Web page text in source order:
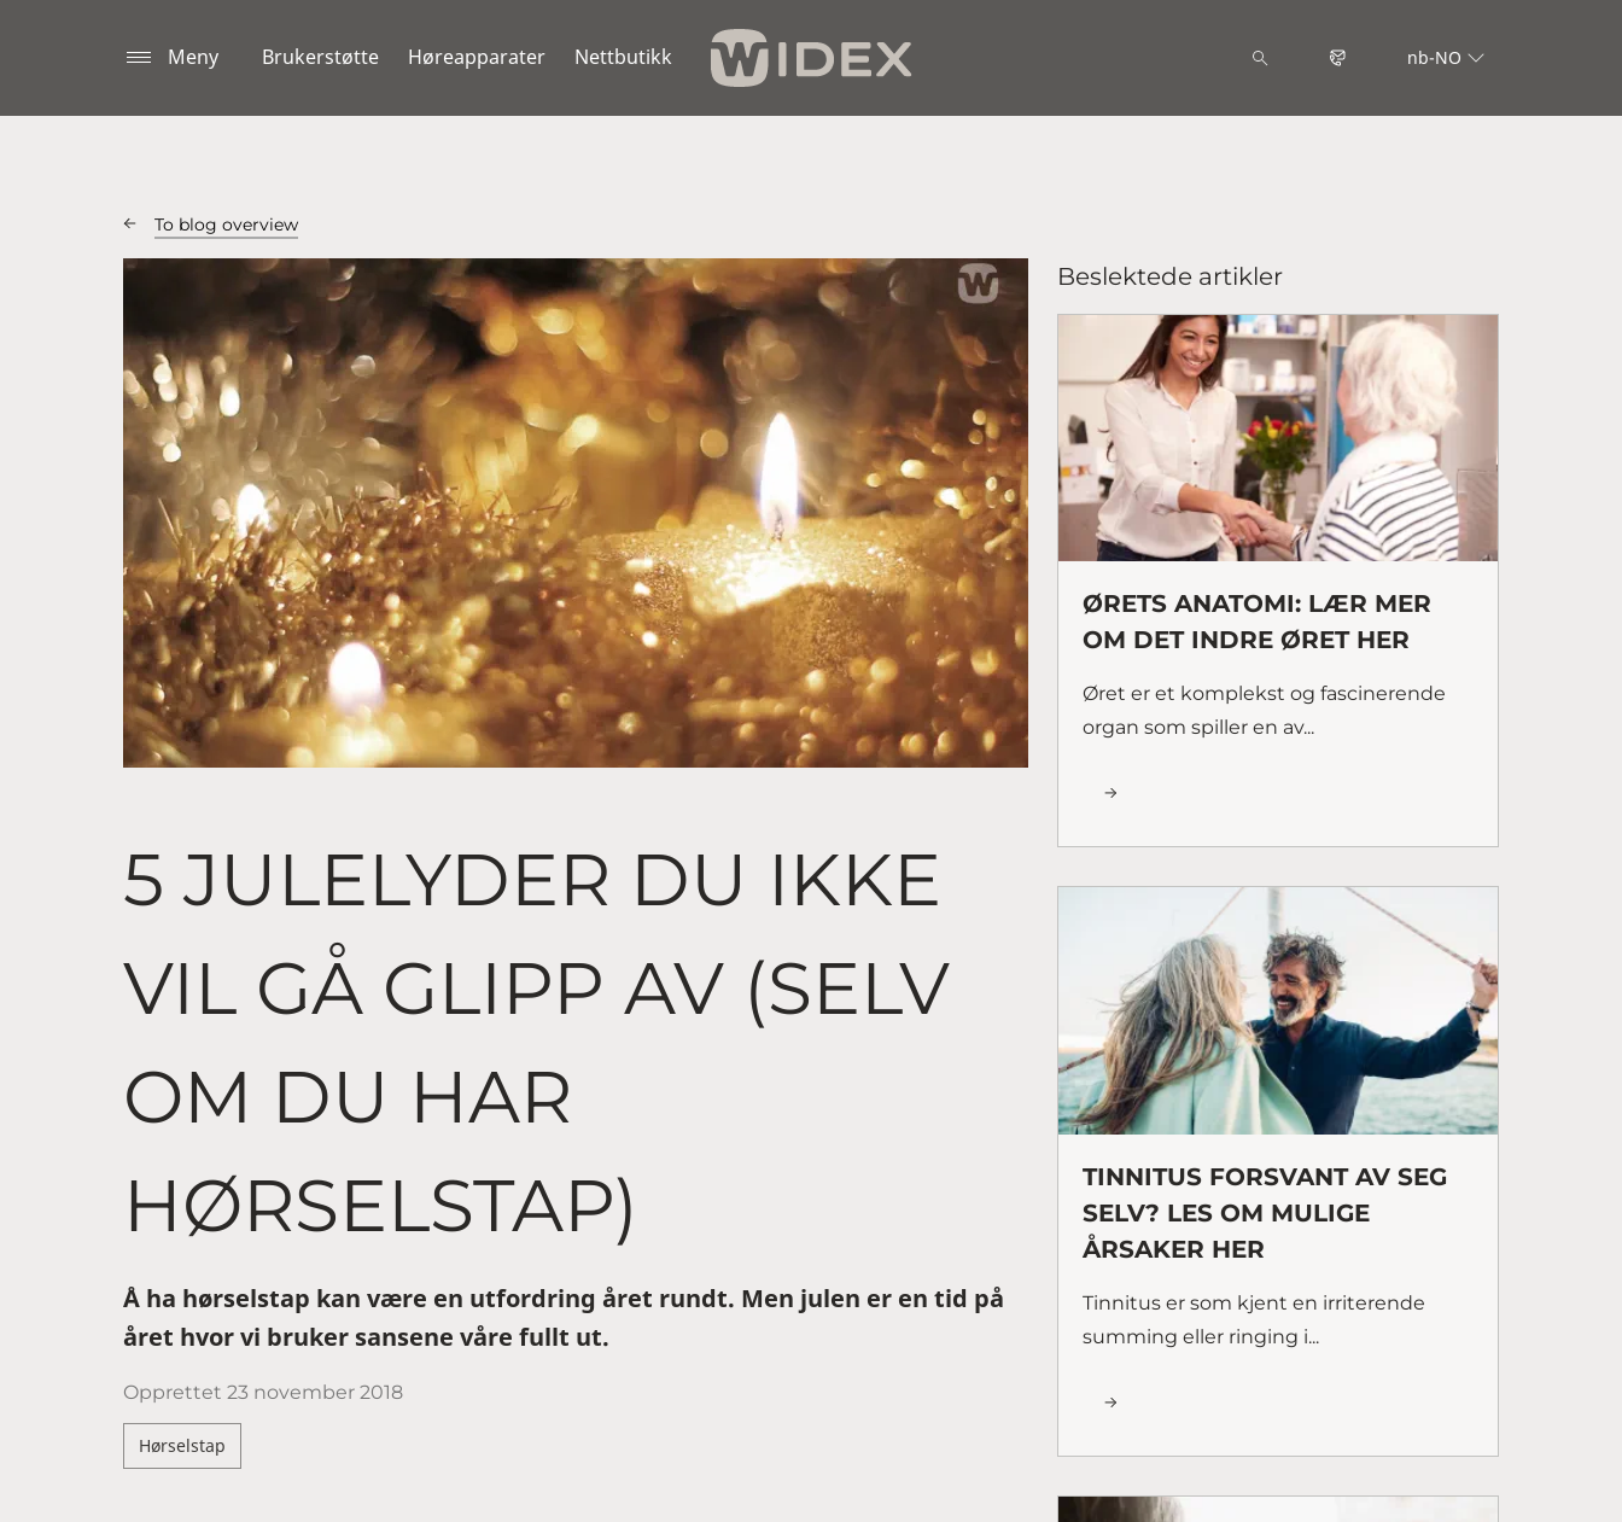
Meny Brukerstøtte Høreapparater Nettbutikk nb-NO
To blog overview
5 JULELYDER DU IKKE
VIL GÅ GLIPP AV (SELV
OM DU HAR
HØRSELSTAP)
Å ha hørselstap kan være en utfordring året rundt. Men julen er en tid på
året hvor vi bruker sansene våre fullt ut.
Opprettet 23 november 2018
Hørselstap
Beslektede artikler
ØRETS ANATOMI: LÆR MER
OM DET INDRE ØRET HER
Øret er et komplekst og fascinerende
organ som spiller en av...
TINNITUS FORSVANT AV SEG
SELV? LES OM MULIGE
ÅRSAKER HER
Tinnitus er som kjent en irriterende
summing eller ringing i...